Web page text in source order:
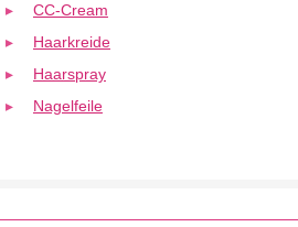
CC-Cream
Haarkreide
Haarspray
Nagelfeile